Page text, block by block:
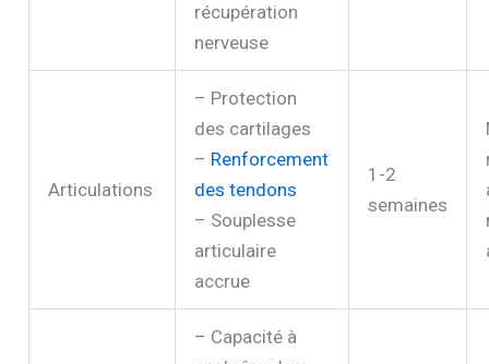
récupération
nerveuse
Articulations
– Protection
des cartilages
– Renforcement
des tendons
– Souplesse
articulaire
accrue
1-2
semaines
– Capacité à